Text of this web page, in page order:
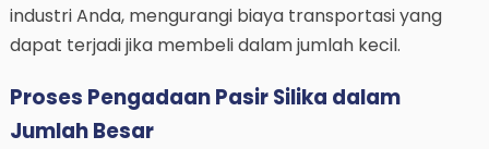
industri Anda, mengurangi biaya transportasi yang
dapat terjadi jika membeli dalam jumlah kecil.
Proses Pengadaan Pasir Silika dalam
Jumlah Besar